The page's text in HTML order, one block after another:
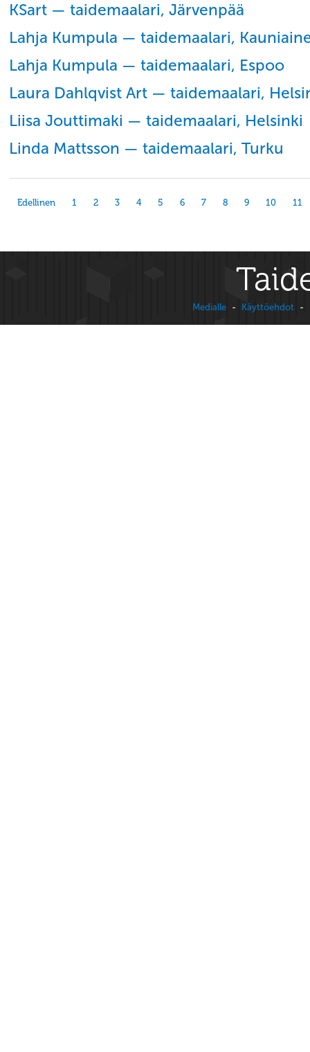
KSart — taidemaalari, Järvenpää
Lahja Kumpula — taidemaalari,
Lahja Kumpula — taidemaalari, Espoo
Laura Dahlqvist Art — taidemaalari,
Liisa Jouttimaki — taidemaalari, Helsinki
Linda Mattsson — taidemaalari, Turku
Edellinen 1 2 3 4 5 6 7 8 9 10 11
Medialle - Käyttöehdot -